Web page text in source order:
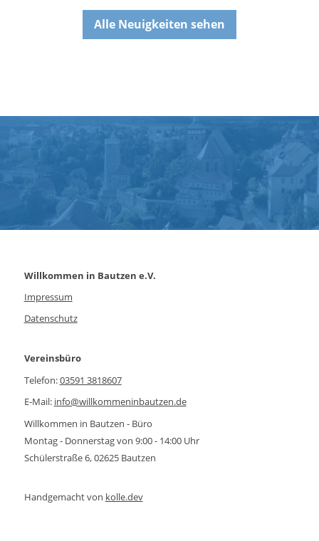
Alle Neuigkeiten sehen
Willkommen in Bautzen e.V.
Impressum
Datenschutz
Vereinsbüro
Telefon:03591 3818607
E-Mail: info@willkommeninbautzen.de
Willkommen in Bautzen - Büro
Montag - Donnerstag von 9:00 - 14:00 Uhr
Schülerstraße 6, 02625 Bautzen
Handgemacht von kolle.dev